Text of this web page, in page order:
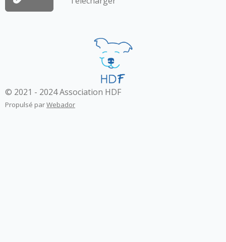
© 2021 - 2024 Association HDF
Propulsé parWebador